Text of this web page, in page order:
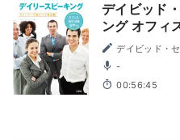
デイビッド
ング オフィ
～【8】
デイビッド・
-
00:56:45